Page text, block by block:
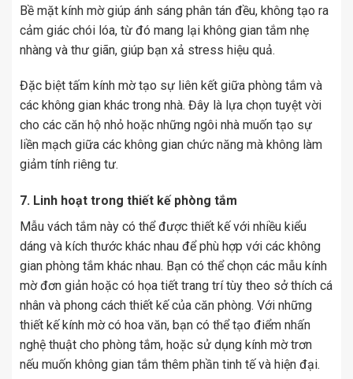
Bề mặt kính mờ giúp ánh sáng phân tán đều, không tạo ra
cảm giác chói lóa, từ đó mang lại không gian tắm nhẹ
nhàng và thư giãn, giúp bạn xả stress hiệu quả.
Đặc biệt tấm kính mờ tạo sự liên kết giữa phòng tắm và
các không gian khác trong nhà. Đây là lựa chọn tuyệt vời
cho các căn hộ nhỏ hoặc những ngôi nhà muốn tạo sự
liền mạch giữa các không gian chức năng mà không làm
giảm tính riêng tư.
7. Linh hoạt trong thiết kế phòng tắm
Mẫu vách tắm này có thể được thiết kế với nhiều kiểu
dáng và kích thước khác nhau để phù hợp với các không
gian phòng tắm khác nhau. Bạn có thể chọn các mẫu kính
mờ đơn giản hoặc có họa tiết trang trí tùy theo sở thích cá
nhân và phong cách thiết kế của căn phòng. Với những
thiết kế kính mờ có hoa văn, bạn có thể tạo điểm nhấn
nghệ thuật cho phòng tắm, hoặc sử dụng kính mờ trơn
nếu muốn không gian tắm thêm phần tinh tế và hiện đại.